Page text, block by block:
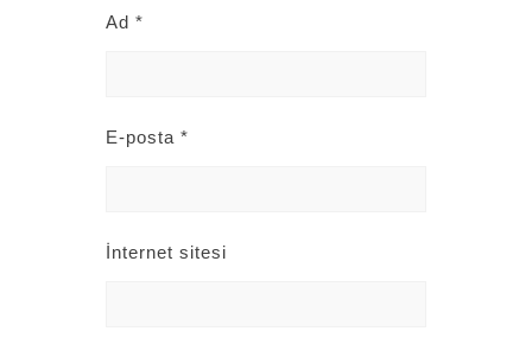
Ad *
E-posta *
İnternet sitesi